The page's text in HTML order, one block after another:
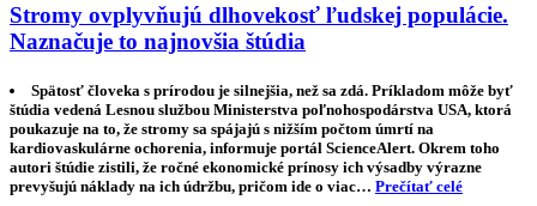
Stromy ovplyvňujú dlhovekosť ľudskej populácie.
Naznačuje to najnovšia štúdia
Spätosť človeka s prírodou je silnejšia, než sa zdá. Príkladom môže byť
štúdia vedená Lesnou službou Ministerstva poľnohospodárstva USA, ktorá
poukazuje na to, že stromy sa spájajú s nižším počtom úmrtí na
kardiovaskulárne ochorenia, informuje portál ScienceAlert. Okrem toho
autori štúdie zistili, že ročné ekonomické prínosy ich výsadby výrazne
prevyšujú náklady na ich údržbu, pričom ide o viac… Prečítať celé